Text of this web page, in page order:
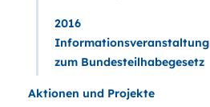
2016
Informationsveranstaltung
zum Bundesteilhabegesetz
Aktionen und Projekte